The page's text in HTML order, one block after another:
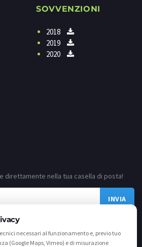
necessari al funzionamento e, previo tuo
(Google Maps, Vimeo) e di misurazione
SOVVENZIONI
2018
2019
2020
direttamente nella tua casella di posta!